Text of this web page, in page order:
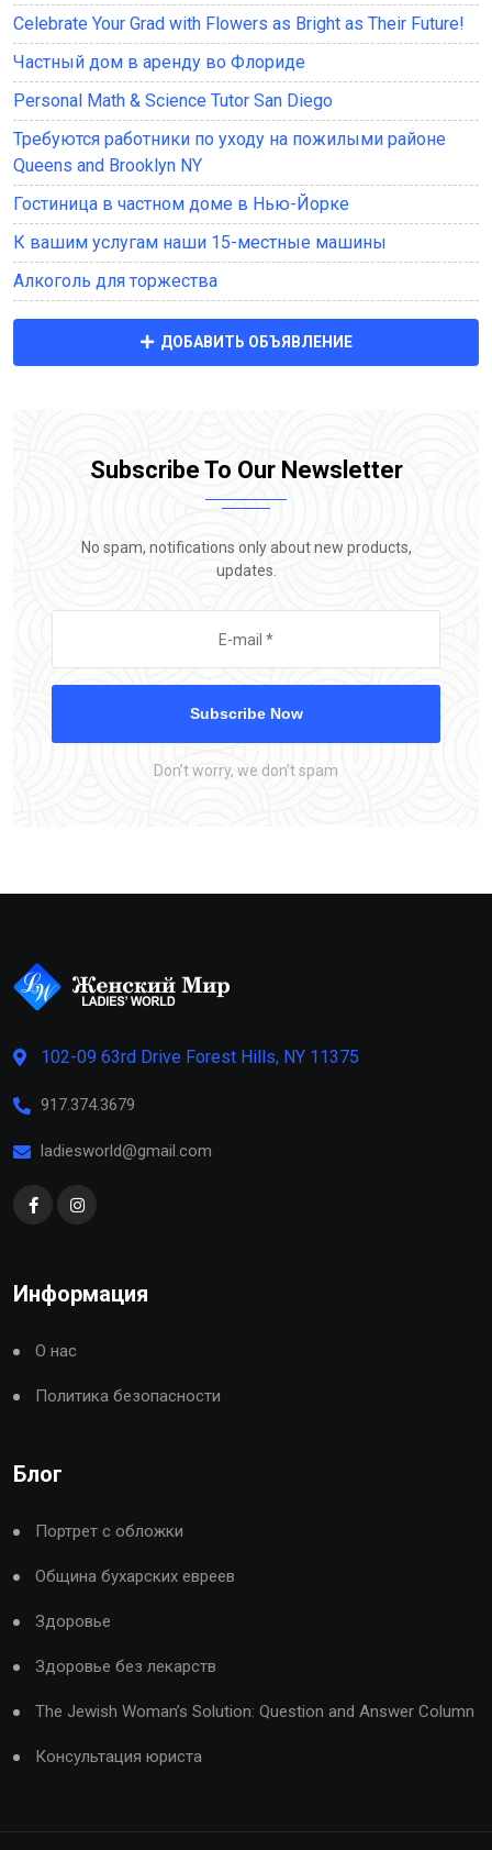
Celebrate Your Grad with Flowers as Bright as Their Future!
Частный дом в аренду во Флориде
Personal Math & Science Tutor San Diego
Требуются работники по уходу на пожилыми районе
Queens and Brooklyn NY
Гостиница в частном доме в Нью-Йорке
К вашим услугам наши 15-местные машины
Алкоголь для торжества
ДОБАВИТЬ ОБЪЯВЛЕНИЕ
Subscribe To Our Newsletter
No spam, notifications only about new products,
updates.
Subscribe Now
Don’t worry, we don’t spam
102-09 63rd Drive Forest Hills, NY 11375
917.374.3679
ladiesworld@gmail.com
Информация
О нас
Политика безопасности
Блог
Портрет с обложки
Община бухарских евреев
Здоровье
Здоровье без лекарств
The Jewish Woman’s Solution: Question and Answer Column
Консультация юриста